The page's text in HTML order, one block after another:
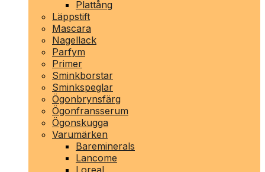
Plattång
Läppstift
Mascara
Nagellack
Parfym
Primer
Sminkborstar
Sminkspeglar
Ögonbrynsfärg
Ögonfransserum
Ögonskugga
Varumärken
Bareminerals
Lancome
Loreal